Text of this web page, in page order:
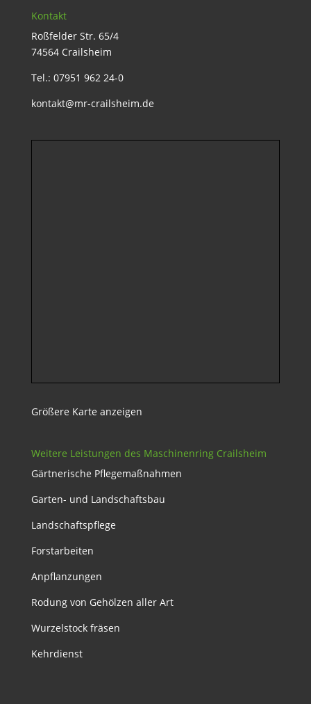
Kontakt
Roßfelder Str. 65/4
74564 Crailsheim
Tel.: 07951 962 24-0
kontakt@mr-crailsheim.de
Größere Karte anzeigen
Weitere Leistungen des Maschinenring Crailsheim
Gärtnerische Pflegemaßnahmen
Garten- und Landschaftsbau
Landschaftspflege
Forstarbeiten
Anpflanzungen
Rodung von Gehölzen aller Art
Wurzelstock fräsen
Kehrdienst